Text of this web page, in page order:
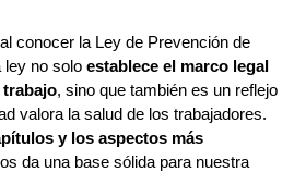
conocer la Ley de Prevención de
ley no solo establece el marco legal
trabajo, sino que también es un reflejo
valora la salud de los trabajadores.
y los aspectos más
da una base sólida para nuestra